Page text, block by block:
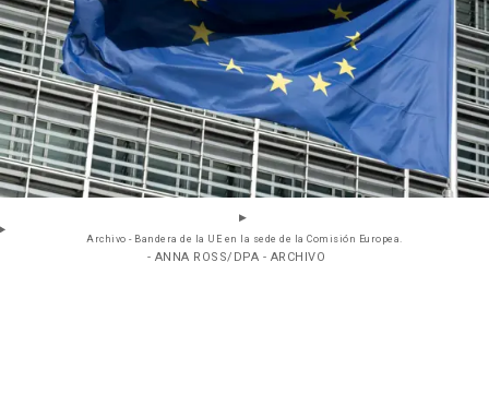
Archivo - Bandera de la UE en la sede de la Comisión Europea.
- ANNA ROSS/DPA - ARCHIVO